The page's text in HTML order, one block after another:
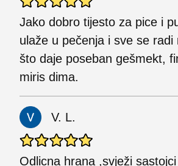
Jako dobro tijesto za pice i
ulaže u pečenja i sve se
što daje poseban gešmekt,
miris dima.
V. L.
Odlicna hrana ,svježi